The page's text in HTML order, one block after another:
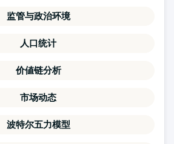
监管与政治环境
人口统计
价値链分析
市场动态
波特尔五力模型